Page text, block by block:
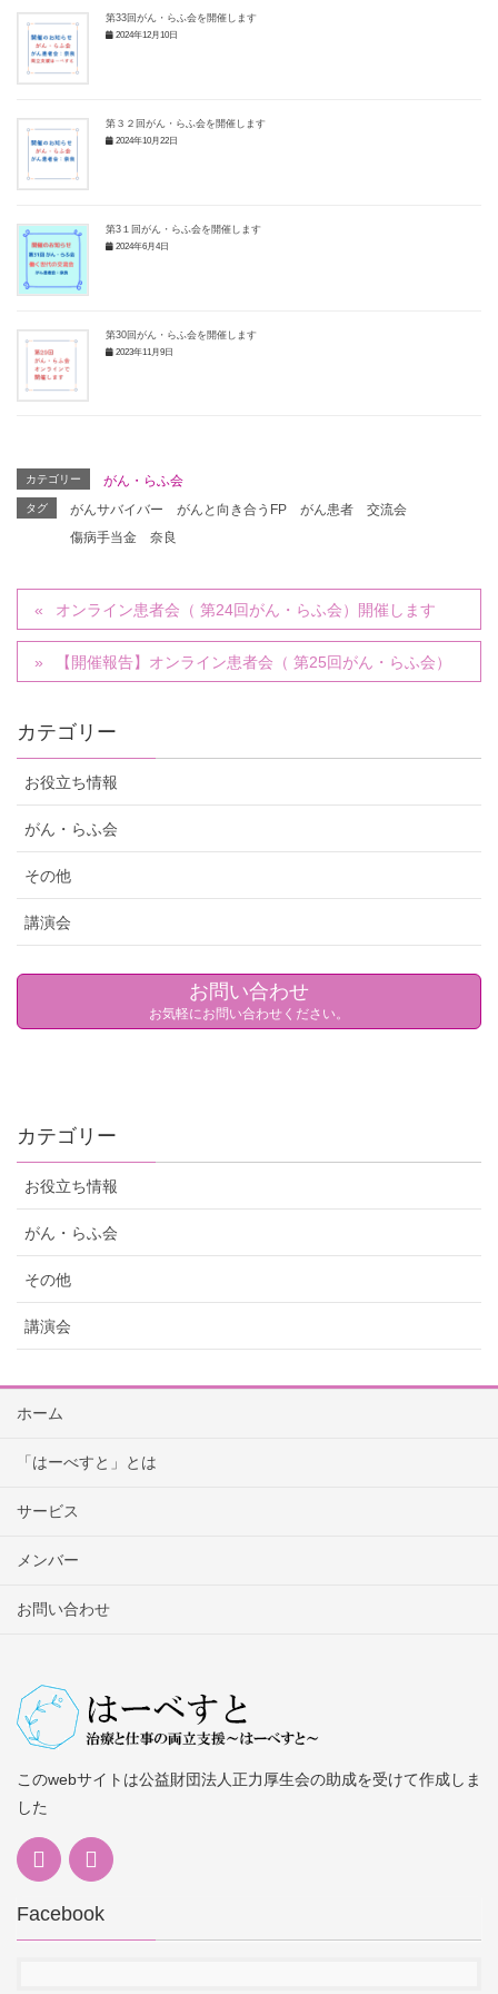
第33回がん・らふ会を開催します
2024年12月10日
第３２回がん・らふ会を開催します
2024年10月22日
第3１回がん・らふ会を開催します
2024年6月4日
第30回がん・らふ会を開催します
2023年11月9日
カテゴリー がん・らふ会
タグ がんサバイバー がんと向き合うFP がん患者
交流会
傷病手当金
奈良
オンライン患者会（ 第24回がん・らふ会）開催します
【開催報告】オンライン患者会（ 第25回がん・らふ会）
カテゴリー
お役立ち情報
がん・らふ会
その他
講演会
お問い合わせ
お気軽にお問い合わせください。
カテゴリー
お役立ち情報
がん・らふ会
その他
講演会
ホーム
「はーべすと」とは
サービス
メンバー
お問い合わせ
このwebサイトは公益財団法人正力厚生会の助成を受けて作成しま
した
Facebook